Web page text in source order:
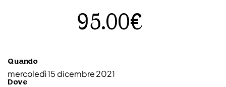
95.00€
Quando
mercoledì 15 dicembre 2021
Dove